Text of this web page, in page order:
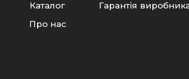
Каталог
Про нас
Гарантія